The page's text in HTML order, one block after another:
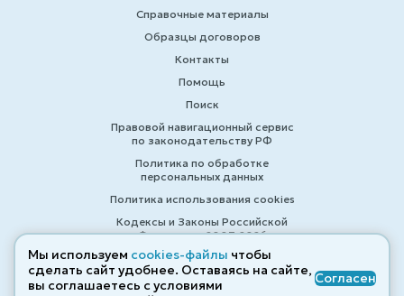
Справочные материалы
Образцы договоров
Контакты
Помощь
Поиск
Правовой навигационный сервис
по законодательству РФ
Политика по обработке
персональных данных
Политика использования cookies
Кодексы и Законы Российской
Федерации 2007-2026
© ZAKONRF.INFO
Мы используем cookies-файлы чтобы
сделать сайт удобнее. Оставаясь на сайте,
вы соглашаетесь с условиями
Согласен